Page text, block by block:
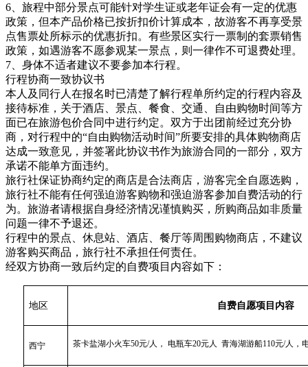
6、旅程中部分景点可能针对学生证或老年证会有一定的优惠
政策，但本产品价格已按折扣价计算成本，故游客不再享受景
点售票处所标示的优惠折扣。有些景区实行一票制的套票销售
政策，如遇游客不愿参观某一景点，则一律作不可退费处理。
7、身体不适者建议不要参加本行程。
行程协商一致协议书
本人及同行人在报名时已清楚了解行程单所约定的行程内容及
接待标准，关于酒店、景点、餐食、交通、自由购物时间等方
面已在旅游包价合同中进行约定。双方于出团前经过充分协
商，对行程中的“自由购物活动时间”所要安排的具体购物商店
达成一致意见，并签署此协议书作为旅游合同的一部分，双方
承诺不能单方面违约。
旅行社保证协商约定的商店是合法商店，游客完全自愿选购，
旅行社不能有任何强迫游客购物和强迫游客参加自费活动的行
为。旅游者请根据自身经济情况谨慎购买，所购商品如非质量
问题一律不予退还。
行程中的景点、休息站、酒店、餐厅等周围购物商店，不建议
游客购买商品，旅行社不承担任何责任。
经双方协商一致后约定的自费项目内容如下：
地区 自费自愿项目内容
西宁 茶卡盐湖小火车50元/人， 电瓶车20元人 青海湖游船110元/人，